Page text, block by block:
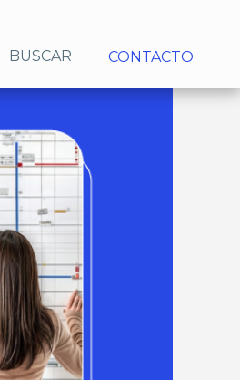
BUSCAR CONTACTO